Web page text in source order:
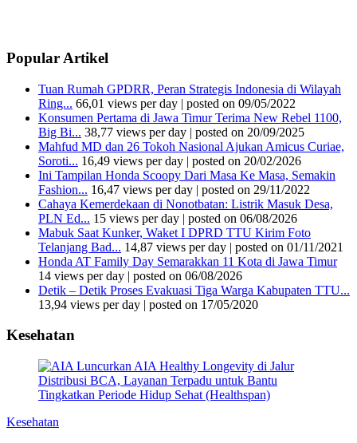
Popular Artikel
Tuan Rumah GPDRR, Peran Strategis Indonesia di Wilayah
Ring... 66,01 views per day | posted on 09/05/2022
Konsumen Pertama di Jawa Timur Terima New Rebel 1100,
Big Bi... 38,77 views per day | posted on 20/09/2025
Mahfud MD dan 26 Tokoh Nasional Ajukan Amicus Curiae,
Soroti... 16,49 views per day | posted on 20/02/2026
Ini Tampilan Honda Scoopy Dari Masa Ke Masa, Semakin
Fashion... 16,47 views per day | posted on 29/11/2022
Cahaya Kemerdekaan di Nonotbatan: Listrik Masuk Desa,
PLN Ed... 15 views per day | posted on 06/08/2026
Mabuk Saat Kunker, Waket I DPRD TTU Kirim Foto
Telanjang Bad... 14,87 views per day | posted on 01/11/2021
Honda AT Family Day Semarakkan 11 Kota di Jawa Timur
14 views per day | posted on 06/08/2026
Detik – Detik Proses Evakuasi Tiga Warga Kabupaten TTU...
13,94 views per day | posted on 17/05/2020
Kesehatan
Kesehatan